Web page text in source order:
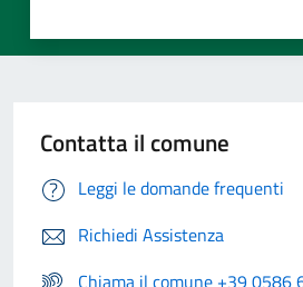
Contatta il comune
Leggi le domande frequenti
Richiedi Assistenza